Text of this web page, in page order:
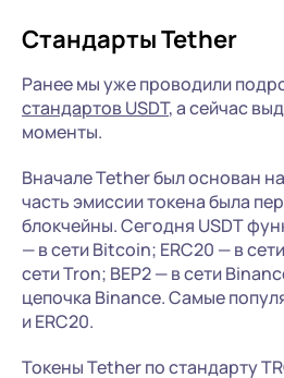
Стандарты Tether
Ранее мы уже проводили
стандартов USDT, а сейчас
моменты.
Вначале Tether был основан
часть эмиссии токена была
блокчейны. Сегодня USDT
— в сети Bitcoin; ERC20 — в
сети Tron; BEP2 — в сети
цепочка Binance. Самые
и ERC20.
Токены Tether по стандарту